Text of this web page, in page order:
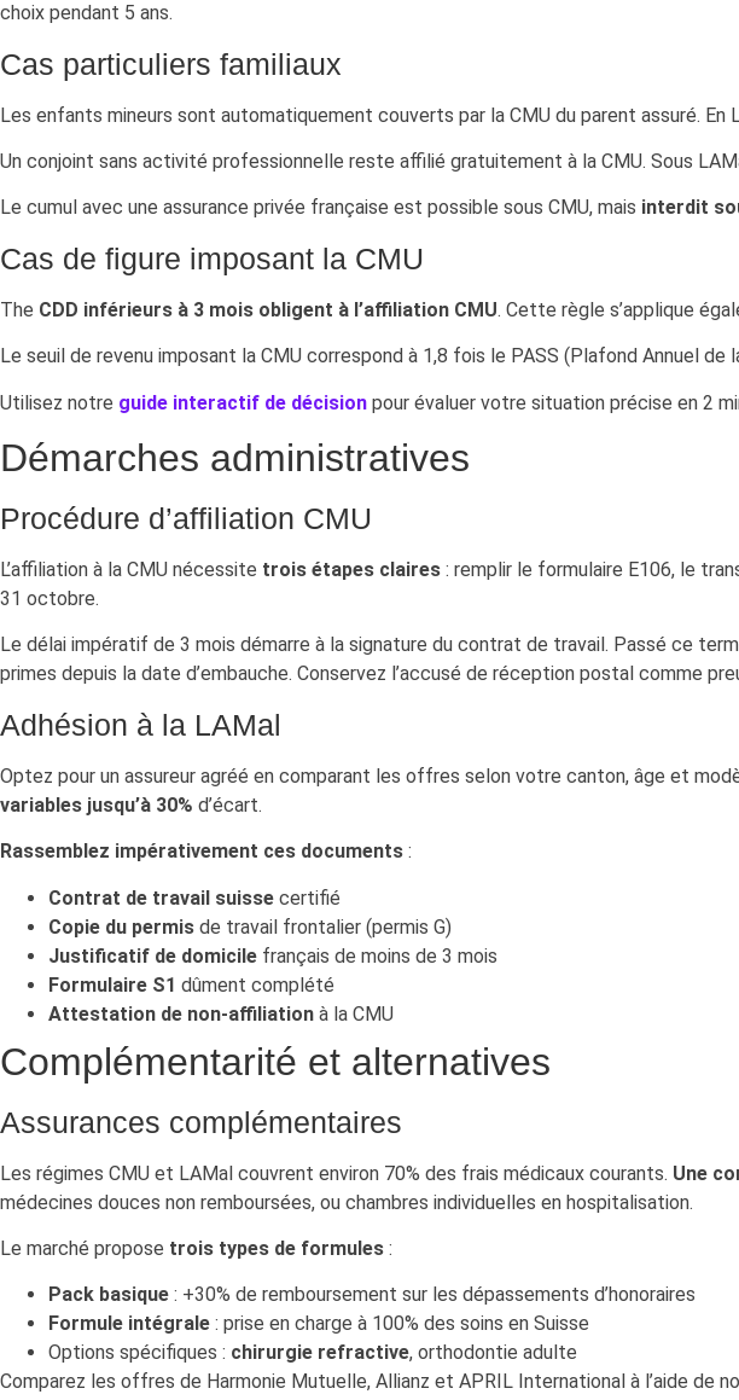
choix pendant 5 ans.
Cas particuliers familiaux
Les enfants mineurs sont automatiquement couverts par la CMU du parent assuré. En
Un conjoint sans activité professionnelle reste affilié gratuitement à la CMU. Sous
Le cumul avec une assurance privée française est possible sous CMU, mais interdit
Cas de figure imposant la CMU
The CDD inférieurs à 3 mois obligent à l’affiliation CMU. Cette règle s’applique
Le seuil de revenu imposant la CMU correspond à 1,8 fois le PASS (Plafond Annuel de
Utilisez notre guide interactif de décision pour évaluer votre situation précise en 2
Démarches administratives
Procédure d’affiliation CMU
L’affiliation à la CMU nécessite trois étapes claires : remplir le formulaire E106, le
31 octobre.
Le délai impératif de 3 mois démarre à la signature du contrat de travail. Passé ce
primes depuis la date d’embauche. Conservez l’accusé de réception postal comme
Adhésion à la LAMal
Optez pour un assureur agréé en comparant les offres selon votre canton, âge et
variables jusqu’à 30% d’écart.
Rassemblez impérativement ces documents :
Contrat de travail suisse certifié
Copie du permis de travail frontalier (permis G)
Justificatif de domicile français de moins de 3 mois
Formulaire S1 dûment complété
Attestation de non-affiliation à la CMU
Complémentarité et alternatives
Assurances complémentaires
Les régimes CMU et LAMal couvrent environ 70% des frais médicaux courants. Une
médecines douces non remboursées, ou chambres individuelles en hospitalisation.
Le marché propose trois types de formules :
Pack basique : +30% de remboursement sur les dépassements d’honoraires
Formule intégrale : prise en charge à 100% des soins en Suisse
Options spécifiques : chirurgie refractive, orthodontie adulte
Comparez les offres de Harmonie Mutuelle, Allianz et APRIL International à l’aide de